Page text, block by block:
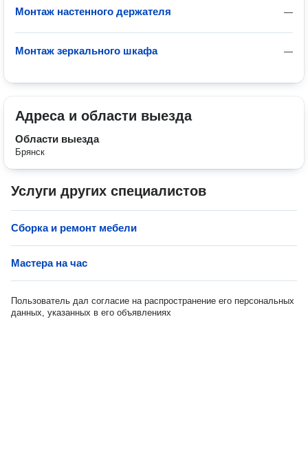
—
Монтаж настенного держателя
—
Монтаж зеркального шкафа
Адреса и области выезда
Области выезда
Брянск
Услуги других специалистов
Сборка и ремонт мебели
Мастера на час
Пользователь дал согласие на распространение его персональных
данных, указанных в его объявлениях